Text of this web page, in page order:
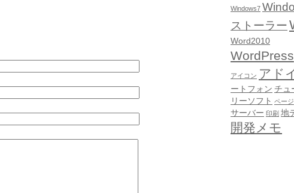
Windows7
ストーラー
Word2010
WordPress
アイコン アド
ートフォン チュ
リーソフト ページ
サーバー 印刷 地
開発メモ